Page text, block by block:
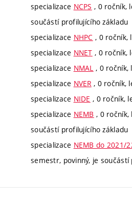
specializace NCPS , 0 ročník,
součástí profilujícího základu
specializace NHPC , 0 ročník,
specializace NNET , 0 ročník,
specializace NMAL , 0 ročník,
specializace NVER , 0 ročník,
specializace NIDE , 0 ročník,
specializace NEMB , 0 ročník,
součástí profilujícího základu
specializace NEMB do 2021/
semestr, povinný, je